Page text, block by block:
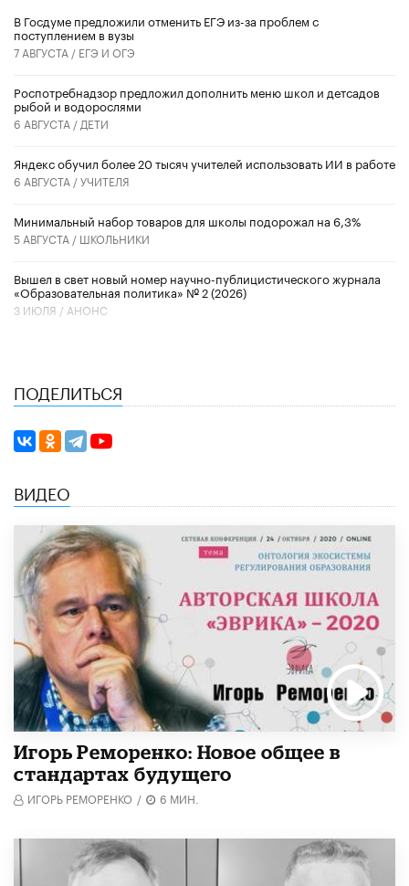
В Госдуме предложили отменить ЕГЭ из-за проблем с
поступлением в вузы
7 АВГУСТА / ЕГЭ И ОГЭ
Роспотребнадзор предложил дополнить меню школ и детсадов
рыбой и водорослями
6 АВГУСТА / ДЕТИ
​Яндекс обучил более 20 тысяч учителей использовать ИИ в работе
6 АВГУСТА /УЧИТЕЛЯ
Минимальный набор товаров для школы подорожал на 6,3%
5 АВГУСТА / ШКОЛЬНИКИ
Вышел в свет новый номер научно-публицистического журнала
«Образовательная политика» № 2 (2026)
3 ИЮЛЯ / АНОНС
ПОДЕЛИТЬСЯ
ВИДЕО
Игорь Реморенко: Новое общее в
стандартах будущего
ИГОРЬ РЕМОРЕНКО / 6 МИН.